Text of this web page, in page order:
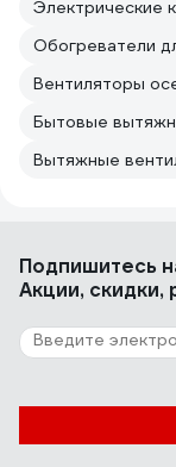
Электрические
Обогреватели
Вентиляторы
Бытовые
Вытяжные
Подпишитесь
Акции, скидки,